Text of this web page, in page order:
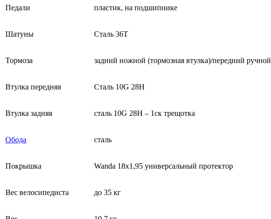
Педали пластик, на подшипнике
Шатуны Сталь 36Т
Тормоза задний ножной (тормозная втулка)/передний ручной
Втулка передняя Сталь 10G 28H
Втулка задняя сталь 10G 28H – 1ск трещотка
Обода сталь
Покрышка Wanda 18x1,95 универсальный протектор
Вес велосипедиста до 35 кг